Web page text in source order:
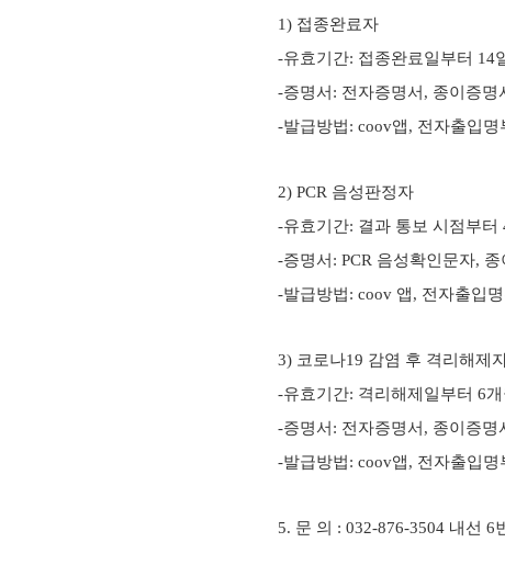
1) 접종완료자
-유효기간: 접종완료일부터 14
-증명서 : 전자증명서 , 종이증명
-발급방법: coov앱, 전자출입명
2) PCR 음성판정자
-유효기간: 결과 통보 시점부터
-증명서 : PCR 음성확인문자, 종
-발급방법: coov 앱, 전자출입
3) 코로나19 감염 후 격리해제
-유효기간: 격리해제일부터 6
-증명서 : 전자증명서 , 종이증명
-발급방법: coov앱, 전자출입명
5. 문 의 : 032-876-3504 내선 6